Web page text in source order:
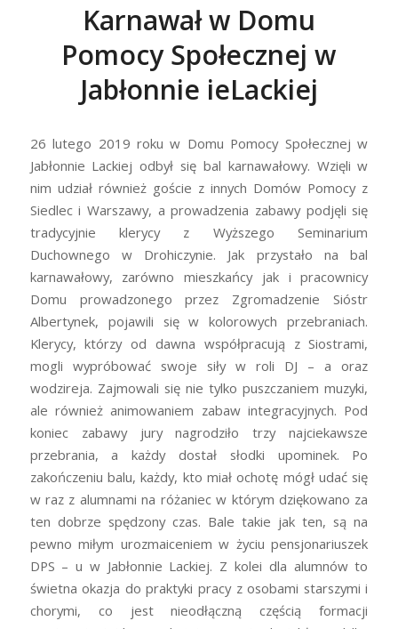
Karnawał w Domu
Pomocy Społecznej w
Jabłonnie ieLackiej
26 lutego 2019 roku w Domu Pomocy Społecznej w
Jabłonnie Lackiej odbył się bal karnawałowy. Wzięli w
nim udział również goście z innych Domów Pomocy z
Siedlec i Warszawy, a prowadzenia zabawy podjęli się
tradycyjnie klerycy z Wyższego Seminarium
Duchownego w Drohiczynie. Jak przystało na bal
karnawałowy, zarówno mieszkańcy jak i pracownicy
Domu prowadzonego przez Zgromadzenie Sióstr
Albertynek, pojawili się w kolorowych przebraniach.
Klerycy, którzy od dawna współpracują z Siostrami,
mogli wypróbować swoje siły w roli DJ – a oraz
wodzireja. Zajmowali się nie tylko puszczaniem muzyki,
ale również animowaniem zabaw integracyjnych. Pod
koniec zabawy jury nagrodziło trzy najciekawsze
przebrania, a każdy dostał słodki upominek. Po
zakończeniu balu, każdy, kto miał ochotę mógł udać się
w raz z alumnami na różaniec w którym dziękowano za
ten dobrze spędzony czas. Bale takie jak ten, są na
pewno miłym urozmaiceniem w życiu pensjonariuszek
DPS – u w Jabłonnie Lackiej. Z kolei dla alumnów to
świetna okazja do praktyki pracy z osobami starszymi i
chorymi, co jest nieodłączną częścią formacji